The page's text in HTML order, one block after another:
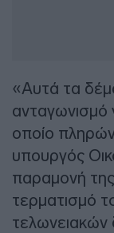
«Αυτά τα
ανταγωνισμό
οποίο
υπουργός
παραμονή
τερματισμό